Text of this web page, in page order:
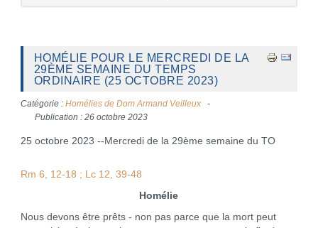
HOMÉLIE POUR LE MERCREDI DE LA
29ÈME SEMAINE DU TEMPS
ORDINAIRE (25 OCTOBRE 2023)
Catégorie : Homélies de Dom Armand Veilleux
Publication : 26 octobre 2023
25 octobre 2023 --Mercredi de la 29ème semaine du TO
Rm 6, 12-18 ; Lc 12, 39-48
Homélie
Nous devons être prêts - non pas parce que la mort peut